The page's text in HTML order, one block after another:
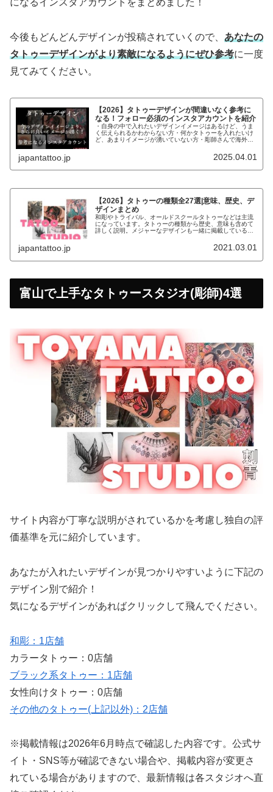
になるインスタアカウントをまとめました！
今後もどんどんデザインが投稿されていくので、 あなたの
タトゥーデザインがより素敵になるようにぜひ参考に一度
見てみてください。
【2026】タトゥーデザインが間違いなく参考に
なる！フォロー必須のインスタアカウントを紹介
・自身の中で入れたいデザインイメージはあるけど、うま
く伝えられるかわからない方・何かタトゥーを入れたいけ
ど、あまりイメージが湧いていない方・彫師さんで海外の
japantattoo.jp 2025.04.01
【2026】タトゥーの種類全27選|意味、歴史、デ
ザインまとめ
和彫やトライバル、オールドスクールタトゥーなどは主流
になっています。タトゥーの種類から歴史、意味も含めて
詳しく説明。メジャーなデザインも一緒に掲載しているの
japantattoo.jp 2021.03.01
富山で上手なタトゥースタジオ(彫師)4選
サイト内容が丁寧な説明がされているかを考慮し独自の評
価基準を元に紹介しています。
あなたが入れたいデザインが見つかりやすいように下記の
デザイン別で紹介！
気になるデザインがあればクリックして飛んでください。
和彫：1店舗
カラータトゥー：0店舗
ブラック系タトゥー：1店舗
女性向けタトゥー：0店舗
その他のタトゥー(上記以外)：2店舗
※掲載情報は2026年6月時点で確認した内容です。公式サ
イト・SNS等が確認できない場合や、掲載内容が変更さ
れている場合がありますので、最新情報は各スタジオへ直